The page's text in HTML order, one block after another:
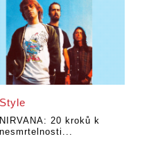
Style
NIRVANA: 20 kroků k
nesmrtelnosti...